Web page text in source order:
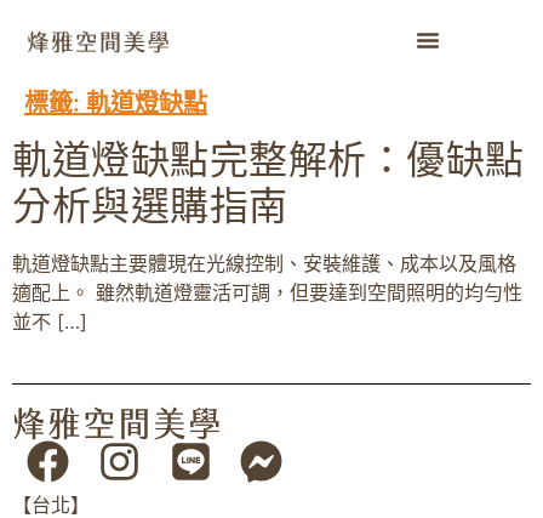
標籤: 軌道燈缺點
軌道燈缺點完整解析：優缺點
分析與選購指南
軌道燈缺點主要體現在光線控制、安裝維護、成本以及風格
適配上。 雖然軌道燈靈活可調，但要達到空間照明的均勻性
並不 […]
【台北】